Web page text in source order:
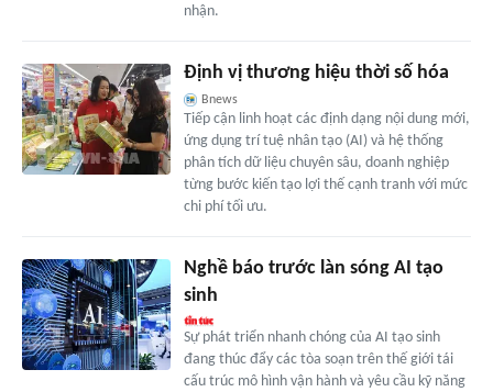
nhận.
Định vị thương hiệu thời số hóa
Bnews
Tiếp cận linh hoạt các định dạng nội dung mới,
ứng dụng trí tuệ nhân tạo (AI) và hệ thống
phân tích dữ liệu chuyên sâu, doanh nghiệp
từng bước kiến tạo lợi thế cạnh tranh với mức
chi phí tối ưu.
Nghề báo trước làn sóng AI tạo
sinh
Sự phát triển nhanh chóng của AI tạo sinh
đang thúc đẩy các tòa soạn trên thế giới tái
cấu trúc mô hình vận hành và yêu cầu kỹ năng